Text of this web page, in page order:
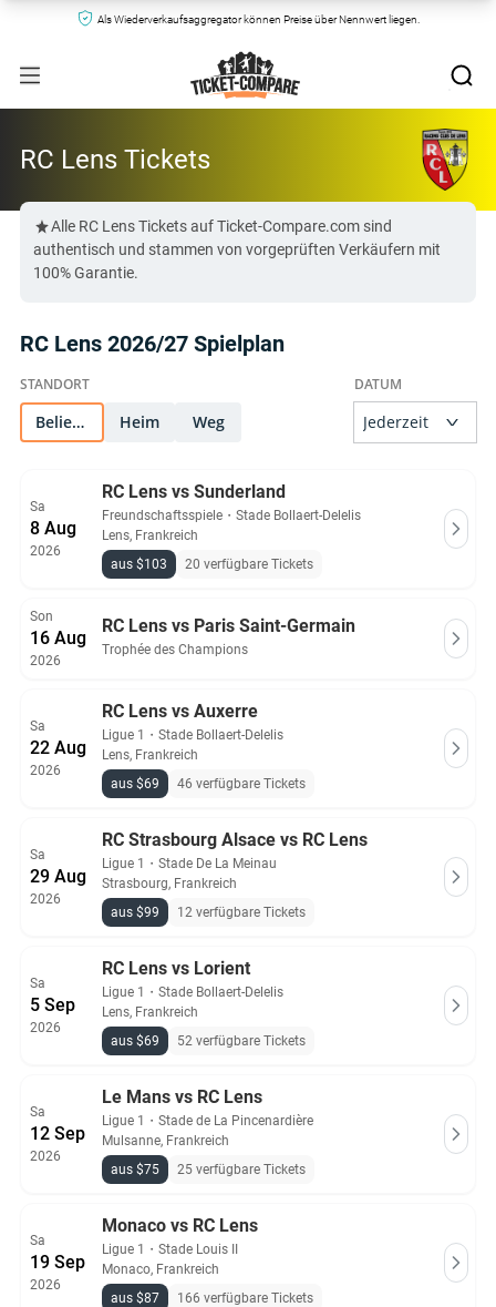
Als Wiederverkaufsaggregator können Preise über Nennwert liegen.
RC Lens Tickets
Alle RC Lens Tickets auf Ticket-Compare.com sind
authentisch und stammen von vorgeprüften Verkäufern mit
100% Garantie.
RC Lens 2026/27 Spielplan
Beliebig Heim Weg
Sa
8 Aug
2026
RC Lens vs Sunderland
Freundschaftsspiele ・ Stade Bollaert-Delelis
Lens, Frankreich
aus $103
20 verfügbare Tickets
Son
16 Aug
2026
RC Lens vs Paris Saint-Germain
Trophée des Champions
Sa
22 Aug
2026
RC Lens vs Auxerre
Ligue 1 ・ Stade Bollaert-Delelis
Lens, Frankreich
aus $69
46 verfügbare Tickets
Sa
29 Aug
2026
RC Strasbourg Alsace vs RC Lens
Ligue 1 ・ Stade De La Meinau
Strasbourg, Frankreich
aus $99
12 verfügbare Tickets
Sa
5 Sep
2026
RC Lens vs Lorient
Ligue 1 ・ Stade Bollaert-Delelis
Lens, Frankreich
aus $69
52 verfügbare Tickets
Sa
12 Sep
2026
Le Mans vs RC Lens
Ligue 1 ・ Stade de La Pincenardière
Mulsanne, Frankreich
aus $75
25 verfügbare Tickets
Sa
19 Sep
2026
Monaco vs RC Lens
Ligue 1 ・ Stade Louis II
Monaco, Frankreich
aus $87
166 verfügbare Tickets